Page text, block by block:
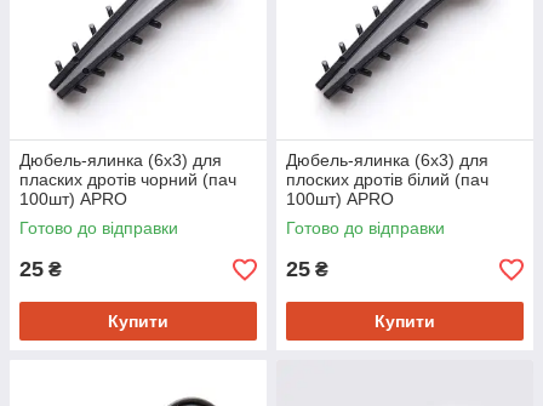
Дюбель-ялинка (6х3) для
пласких дротів чорний (пач
100шт) APRO
Готово до відправки
25 ₴
Купити
Дюбель-ялинка (6х3) для
плоских дротів білий (пач
100шт) APRO
Готово до відправки
25 ₴
Купити